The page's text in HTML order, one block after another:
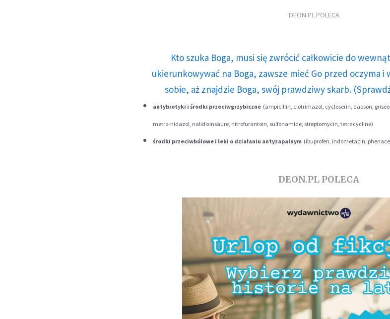
DEON.PL POLECA
Kto szuka Boga, musi się zwrócić całkowicie do
ukierunkowywać na Boga, zawsze mieć Go przed oczyma
sobie, aż znajdzie Boga, swój prawdziwy skarb.
antybiotyki i środki przeciwgrzybiczne (ampicillin, clotrimazol, cycloserin, dapson,
metro-nidazol, nalidixinsäure, nitrofurantoin, sulfonamide, streptomycin, tetracycline)
środki przeciwbólowe i leki o działaniu antyzapalnym (ibuprofen, indometacin,
DEON.PL POLECA